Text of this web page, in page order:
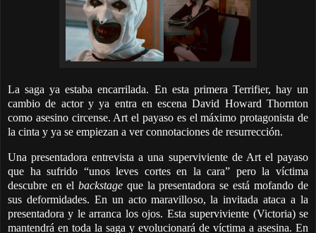
La saga ya estaba encarrilada. En esta primera Terrifier, hay un
cambio de actor y ya entra en escena David Howard Thornton
como asesino circense. Art el payaso es el máximo protagonista de
la cinta y ya se empiezan a ver connotaciones de resurrección.
Una presentadora entrevista a una superviviente de Art el payaso
que ha sufrido “unos leves cortes en la cara” pero la víctima
descubre en el backstageque la presentadora se está mofando de
sus deformidades. En un acto maravilloso, la invitada ataca a la
presentadora y le arranca los ojos. Esta superviviente (Victoria) se
mantendrá en toda la saga y evolucionará de víctima a asesina. En